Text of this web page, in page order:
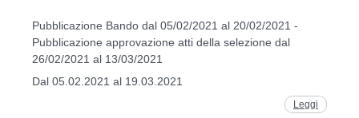
Pubblicazione Bando dal 05/02/2021 al 20/02/2021 -
Pubblicazione approvazione atti della selezione dal
26/02/2021 al 13/03/2021
Dal 05.02.2021 al 19.03.2021
Leggi